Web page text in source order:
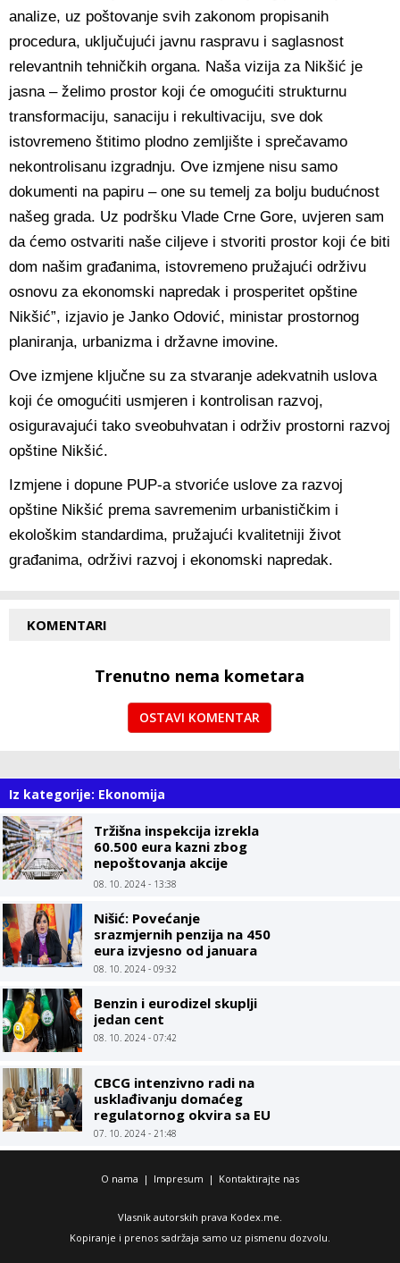
analize, uz poštovanje svih zakonom propisanih
procedura, uključujući javnu raspravu i saglasnost
relevantnih tehničkih organa. Naša vizija za Nikšić je
jasna – želimo prostor koji će omogućiti strukturnu
transformaciju, sanaciju i rekultivaciju, sve dok
istovremeno štitimo plodno zemljište i sprečavamo
nekontrolisanu izgradnju. Ove izmjene nisu samo
dokumenti na papiru – one su temelj za bolju budućnost
našeg grada. Uz podršku Vlade Crne Gore, uvjeren sam
da ćemo ostvariti naše ciljeve i stvoriti prostor koji će biti
dom našim građanima, istovremeno pružajući održivu
osnovu za ekonomski napredak i prosperitet opštine
Nikšić”, izjavio je Janko Odović, ministar prostornog
planiranja, urbanizma i državne imovine.
Ove izmjene ključne su za stvaranje adekvatnih uslova
koji će omogućiti usmjeren i kontrolisan razvoj,
osiguravajući tako sveobuhvatan i održiv prostorni razvoj
opštine Nikšić.
Izmjene i dopune PUP-a stvoriće uslove za razvoj
opštine Nikšić prema savremenim urbanističkim i
ekološkim standardima, pružajući kvalitetniji život
građanima, održivi razvoj i ekonomski napredak.
KOMENTARI
Trenutno nema kometara
OSTAVI KOMENTAR
Iz kategorije: Ekonomija
Tržišna inspekcija izrekla
60.500 eura kazni zbog
nepoštovanja akcije
Limitirane cijene
08. 10. 2024 - 13:38
Nišić: Povećanje
srazmjernih penzija na 450
eura izvjesno od januara
08. 10. 2024 - 09:32
Benzin i eurodizel skuplji
jedan cent
08. 10. 2024 - 07:42
CBCG intenzivno radi na
usklađivanju domaćeg
regulatornog okvira sa EU
07. 10. 2024 - 21:48
O nama | Impresum | Kontaktirajte nas
Vlasnik autorskih prava Kodex.me.
Kopiranje i prenos sadržaja samo uz pismenu dozvolu.